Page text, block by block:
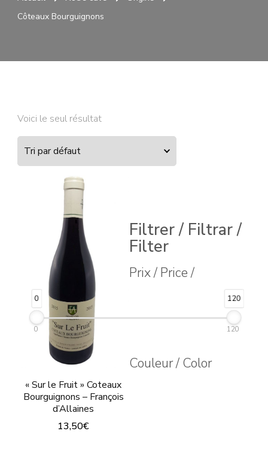
Côteaux Bourguignons
Voici le seul résultat
« Sur le Fruit » Coteaux
Bourguignons – François
d’Allaines
13,50€
Filtrer / Filtrar /
Filter
Prix / Price /
0 120
0 120
Couleur / Color